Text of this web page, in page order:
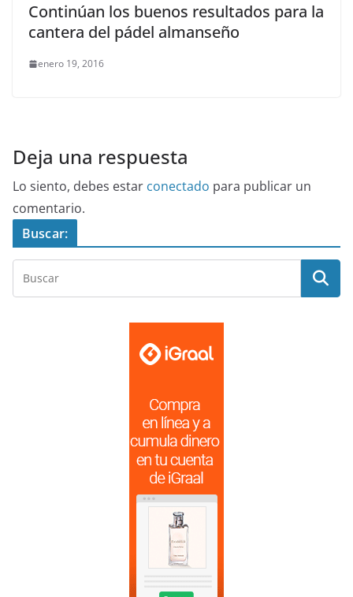
Continúan los buenos resultados para la
cantera del pádel almanseño
enero 19, 2016
Deja una respuesta
Lo siento, debes estar conectado para publicar un
comentario.
Buscar: